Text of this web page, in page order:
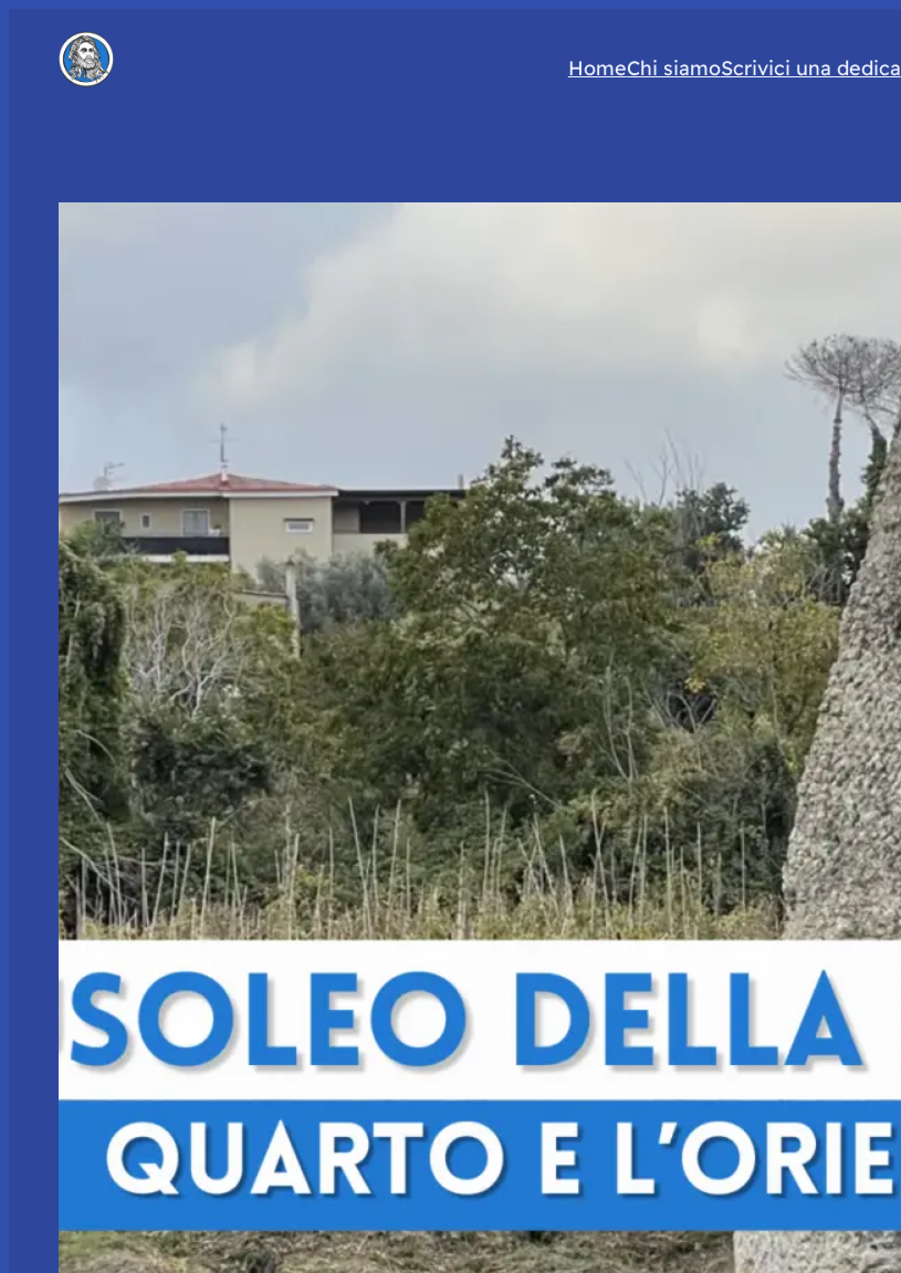
HomeChi siamoScrivici una dedica